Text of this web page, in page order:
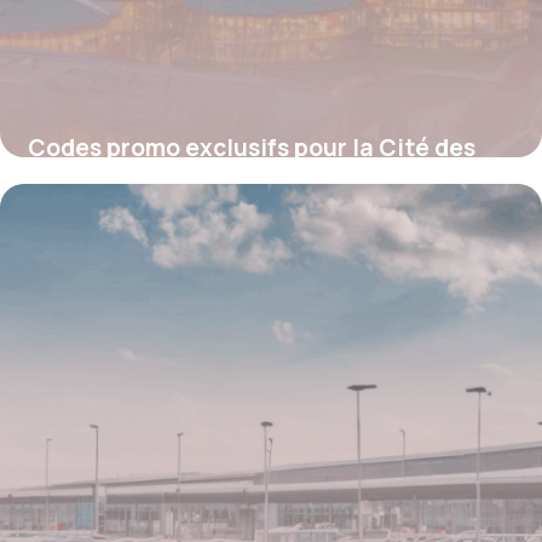
Codes promo exclusifs pour la Cité des
Sciences : Économisez sur vos sorties
culturelles